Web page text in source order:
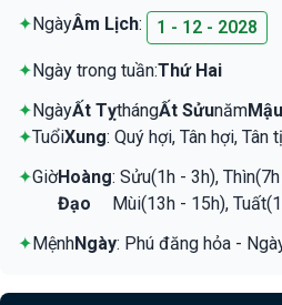
✦NgàyÂm Lịch: 1 - 12 - 2028
✦Ngày trong tuần:Thứ Hai
✦NgàyẤt TỵthángẤt Sửunăm
✦TuổiXung: Quý hợi, Tân hợi, Tân tị
✦GiờHoàng
Đạo
: Sửu(1h - 3h),
Mùi(13h - 15h),
✦MệnhNgày: Phú đăng hỏa -